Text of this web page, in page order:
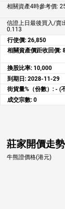
相關資產4時參考價:
信證上日最後買入/賣
0.113
行使價: 26,850
相關資產價距收回價:
換股比率: 10,000
到期日: 2028-11-29
街貨量%（份數）: - (
成交宗數: 0
莊家開價走勢
牛熊證價格(港元)